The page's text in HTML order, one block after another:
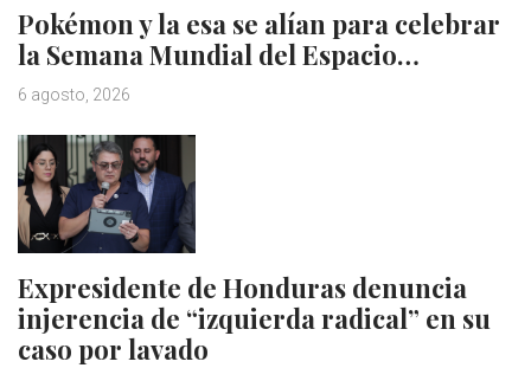
Pokémon y la esa se alían para celebrar
la Semana Mundial del Espacio…
6 agosto, 2026
Expresidente de Honduras denuncia
injerencia de “izquierda radical” en su
caso por lavado